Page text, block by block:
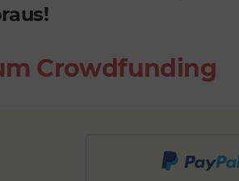
Crowdfunding